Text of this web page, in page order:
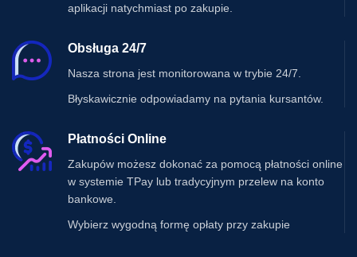
aplikacji natychmiast po zakupie.
Obsługa 24/7
Nasza strona jest monitorowana w trybie 24/7.
Błyskawicznie odpowiadamy na pytania kursantów.
Płatności Online
Zakupów możesz dokonać za pomocą płatności online
w systemie TPay lub tradycyjnym przelew na konto
bankowe.
Wybierz wygodną formę opłaty przy zakupie